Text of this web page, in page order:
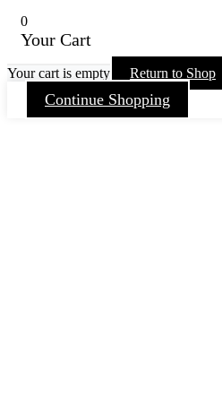
0
Your Cart
Your cart is empty Return to Shop
Continue Shopping